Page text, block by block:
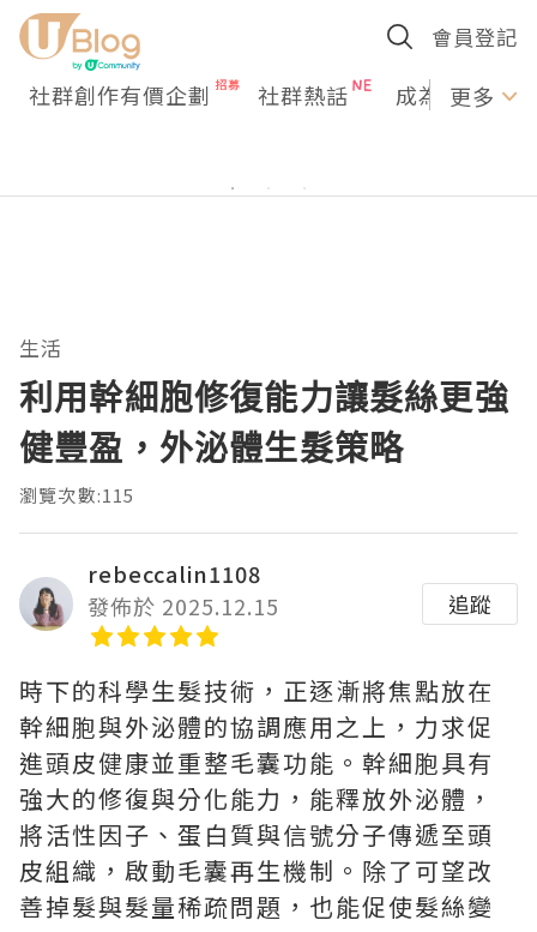
會員登記
社群創作有價企劃 社群熱話 成為U更多
生活
利用幹細胞修復能力讓髮絲更強
健豐盈，外泌體生髮策略
瀏覽次數:115
rebeccalin1108
發佈於 2025.12.15
追蹤
時下的科學生髮技術，正逐漸將焦點放在
幹細胞與外泌體的協調應用之上，力求促
進頭皮健康並重整毛囊功能。幹細胞具有
強大的修復與分化能力，能釋放外泌體，
將活性因子、蛋白質與信號分子傳遞至頭
皮組織，啟動毛囊再生機制。除了可望改
善掉髮與髮量稀疏問題，也能促使髮絲變